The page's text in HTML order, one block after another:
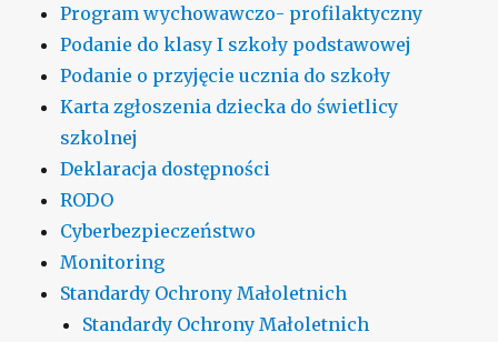
Program wychowawczo- profilaktyczny
Podanie do klasy I szkoły podstawowej
Podanie o przyjęcie ucznia do szkoły
Karta zgłoszenia dziecka do świetlicy
szkolnej
Deklaracja dostępności
RODO
Cyberbezpieczeństwo
Monitoring
Standardy Ochrony Małoletnich
Standardy Ochrony Małoletnich